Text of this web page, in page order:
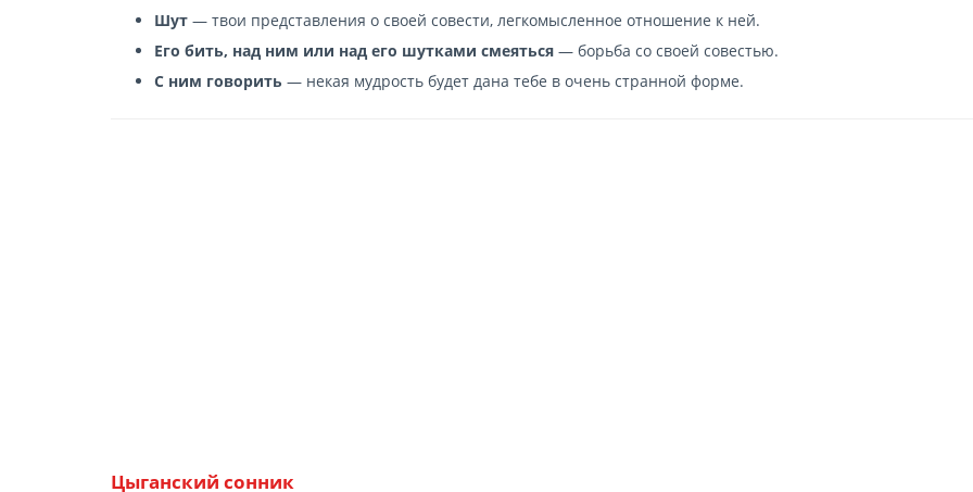
Шут — твои представления о своей совести, легкомысленное отношение к ней.
Его бить, над ним или над его шутками смеяться — борьба со своей совестью.
С ним говорить — некая мудрость будет дана тебе в очень странной форме.
Цыганский сонник